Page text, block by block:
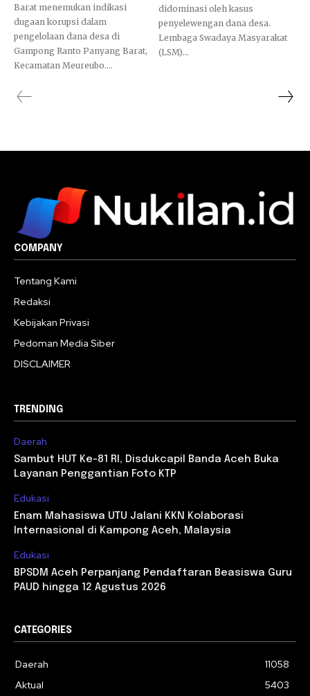
Barat menemukan indikasi
dugaan korupsi dalam
pengelolaan dana desa di
Gampong Ranto Panyang Barat,
Kecamatan Meureubo....
didominasi oleh kasus
penyelewengan dana desa.
Lembaga Swadaya Masyarakat
(LSM)...
COMPANY
Tentang Kami
Redaksi
Kebijakan Privasi
Pedoman Media Siber
DISCLAIMER
TRENDING
Daerah
Sambut HUT Ke-81 RI, Disdukcapil Banda Aceh Buka
Layanan Penggantian Foto KTP
Edukasi
Enam Mahasiswa UTU Jalani KKN Kolaborasi
Internasional di Kampong Aceh, Malaysia
Edukasi
BPSDM Aceh Perpanjang Pendaftaran Beasiswa Guru
PAUD hingga 12 Agustus 2026
CATEGORIES
Daerah
11058
Aktual
5403